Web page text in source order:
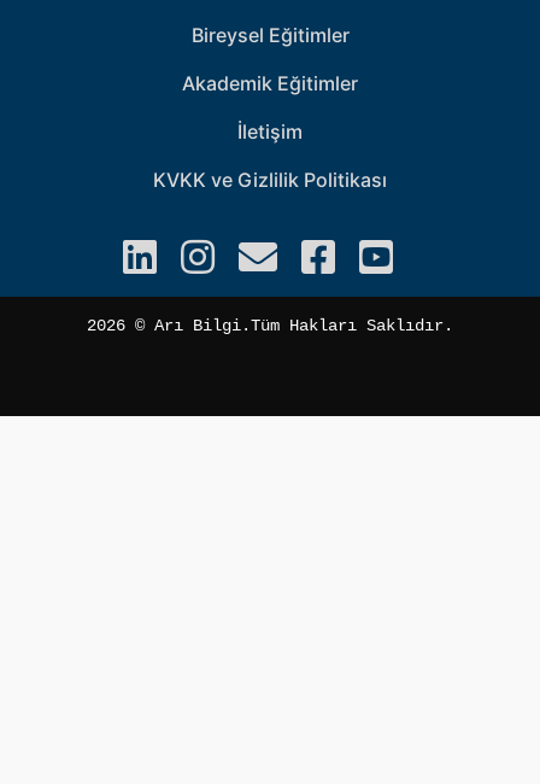
Bireysel Eğitimler
Akademik Eğitimler
İletişim
KVKK ve Gizlilik Politikası
2026 ©️ Arı Bilgi.Tüm Hakları Saklıdır.